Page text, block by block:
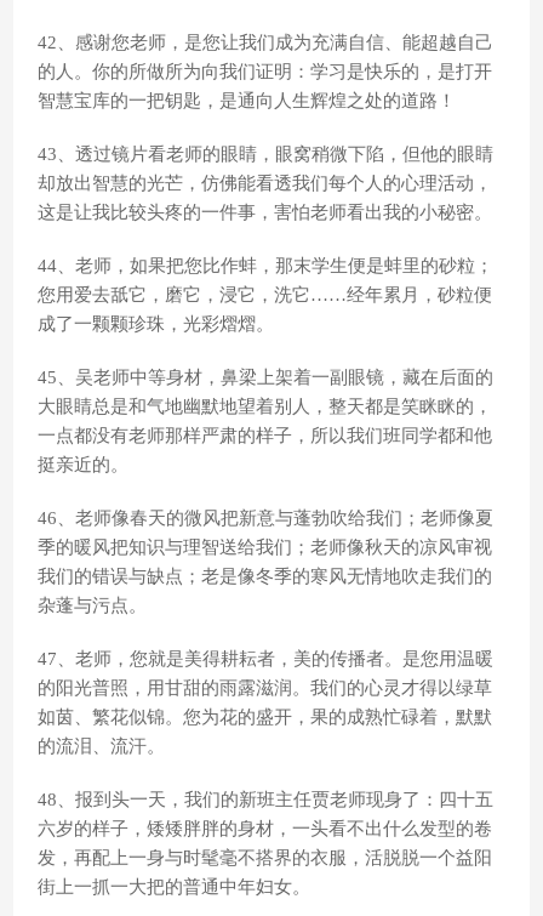
42、感谢您老师，是您让我们成为充满自信、能超越自己
的人。你的所做所为向我们证明：学习是快乐的，是打开
智慧宝库的一把钥匙，是通向人生辉煌之处的道路！
43、透过镜片看老师的眼睛，眼窝稍微下陷，但他的眼睛
却放出智慧的光芒，仿佛能看透我们每个人的心理活动，
这是让我比较头疼的一件事，害怕老师看出我的小秘密。
44、老师，如果把您比作蚌，那末学生便是蚌里的砂粒；
您用爱去舐它，磨它，浸它，洗它……经年累月，砂粒便
成了一颗颗珍珠，光彩熠熠。
45、吴老师中等身材，鼻梁上架着一副眼镜，藏在后面的
大眼睛总是和气地幽默地望着别人，整天都是笑眯眯的，
一点都没有老师那样严肃的样子，所以我们班同学都和他
挺亲近的。
46、老师像春天的微风把新意与蓬勃吹给我们；老师像夏
季的暖风把知识与理智送给我们；老师像秋天的凉风审视
我们的错误与缺点；老是像冬季的寒风无情地吹走我们的
杂蓬与污点。
47、老师，您就是美得耕耘者，美的传播者。是您用温暖
的阳光普照，用甘甜的雨露滋润。我们的心灵才得以绿草
如茵、繁花似锦。您为花的盛开，果的成熟忙碌着，默默
的流泪、流汗。
48、报到头一天，我们的新班主任贾老师现身了：四十五
六岁的样子，矮矮胖胖的身材，一头看不出什么发型的卷
发，再配上一身与时髦毫不搭界的衣服，活脱脱一个益阳
街上一抓一大把的普通中年妇女。